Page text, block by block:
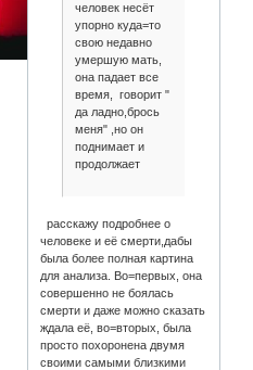
человек несёт
упорно куда=то
свою недавно
умершую мать,
она падает все
время, говорит "
да ладно,брось
меня" ,но он
поднимает и
продолжает
расскажу подробнее о
человеке и её смерти,дабы
была более полная картина
для анализа. Во=первых, она
совершенно не боялась
смерти и даже можно сказать
ждала её, во=вторых, была
просто похоронена двумя
своими самыми близкими